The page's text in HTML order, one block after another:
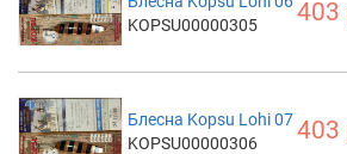
KOPSU00000305
403
Блесна Kopsu Lohi 07
KOPSU00000306
403